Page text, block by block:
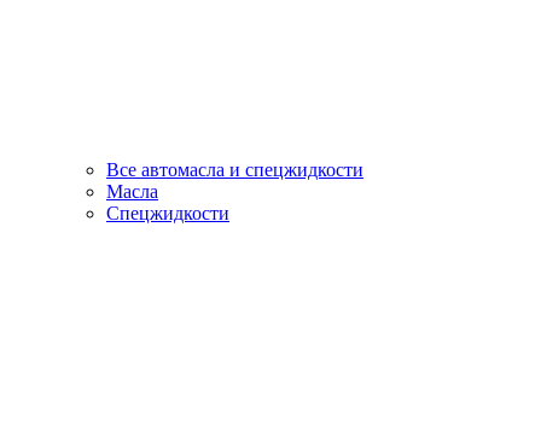
Все автомасла и спецжидкости
Масла
Спецжидкости